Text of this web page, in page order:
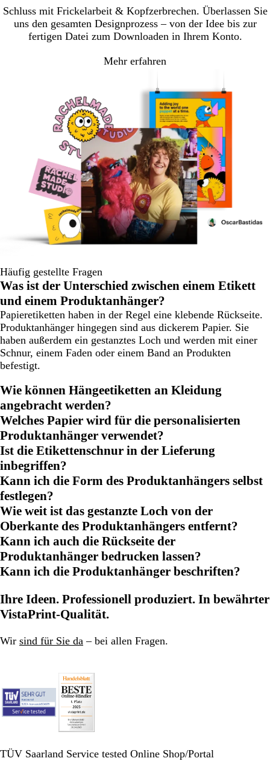
Schluss mit Frickelarbeit & Kopfzerbrechen. Überlassen Sie
uns den gesamten Designprozess – von der Idee bis zur
fertigen Datei zum Downloaden in Ihrem Konto.
Mehr erfahren
Häufig gestellte Fragen
Was ist der Unterschied zwischen einem Etikett
und einem Produktanhänger?
Papieretiketten haben in der Regel eine klebende Rückseite.
Produktanhänger hingegen sind aus dickerem Papier. Sie
haben außerdem ein gestanztes Loch und werden mit einer
Schnur, einem Faden oder einem Band an Produkten
befestigt.
Wie können Hängeetiketten an Kleidung
angebracht werden?
Welches Papier wird für die personalisierten
Produktanhänger verwendet?
Ist die Etikettenschnur in der Lieferung
inbegriffen?
Kann ich die Form des Produktanhängers selbst
festlegen?
Wie weit ist das gestanzte Loch von der
Oberkante des Produktanhängers entfernt?
Kann ich auch die Rückseite der
Produktanhänger bedrucken lassen?
Kann ich die Produktanhänger beschriften?
Ihre Ideen. Professionell produziert. In bewährter
VistaPrint-Qualität.
Wir sind für Sie da – bei allen Fragen.
TÜV Saarland Service tested Online Shop/Portal